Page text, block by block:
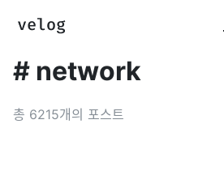
# network
총 6215개의 포스트